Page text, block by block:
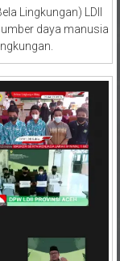
Lingkungan) LDII
daya manusia